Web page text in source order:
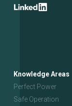
Knowledge Areas
Perfect Power
Safe Operation